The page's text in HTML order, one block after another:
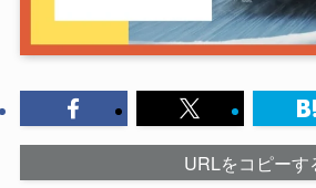
URLをコピーす